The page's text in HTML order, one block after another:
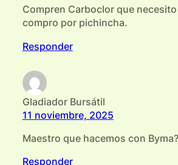
Compren Carboclor que
compro por pichincha.
Responder
Gladiador Bursátil
11 noviembre, 2025
Maestro que hacemos con
Responder